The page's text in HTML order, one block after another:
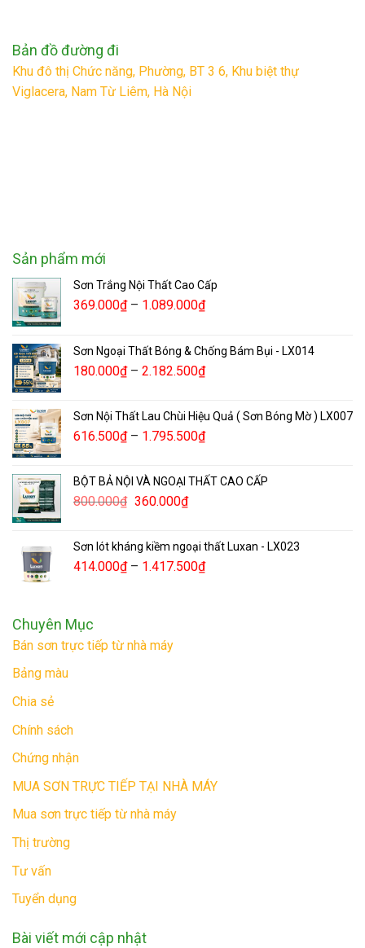
Bản đồ đường đi
Khu đô thị Chức năng, Phường, BT 3 6, Khu biệt thự
Viglacera, Nam Từ Liêm, Hà Nội
Sản phẩm mới
Sơn Trắng Nội Thất Cao Cấp
369.000₫– 1.089.000₫
Sơn Ngoại Thất Bóng & Chống Bám Bụi - LX014
180.000₫– 2.182.500₫
Sơn Nội Thất Lau Chùi Hiệu Quả ( Sơn Bóng Mờ ) LX007
616.500₫– 1.795.500₫
BỘT BẢ NỘI VÀ NGOẠI THẤT CAO CẤP
800.000₫ 360.000₫
Sơn lót kháng kiềm ngoại thất Luxan - LX023
414.000₫– 1.417.500₫
Chuyên Mục
Bán sơn trực tiếp từ nhà máy
Bảng màu
Chia sẻ
Chính sách
Chứng nhận
MUA SƠN TRỰC TIẾP TẠI NHÀ MÁY
Mua sơn trực tiếp từ nhà máy
Thị trường
Tư vấn
Tuyển dụng
Bài viết mới cập nhật